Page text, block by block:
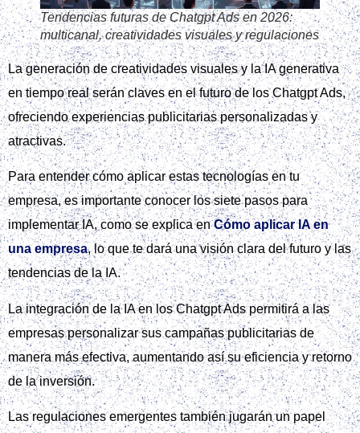
Tendencias futuras de Chatgpt Ads en 2026:
multicanal, creatividades visuales y regulaciones
La generación de creatividades visuales y la IA generativa
en tiempo real serán claves en el futuro de los Chatgpt Ads,
ofreciendo experiencias publicitarias personalizadas y
atractivas.
Para entender cómo aplicar estas tecnologías en tu
empresa, es importante conocer los siete pasos para
implementar IA, como se explica enCómo aplicar IA en
una empresa, lo que te dará una visión clara del futuro y las
tendencias de la IA.
La integración de la IA en los Chatgpt Ads permitirá a las
empresas personalizar sus campañas publicitarias de
manera más efectiva, aumentando así su eficiencia y retorno
de la inversión.
Las regulaciones emergentes también jugarán un papel